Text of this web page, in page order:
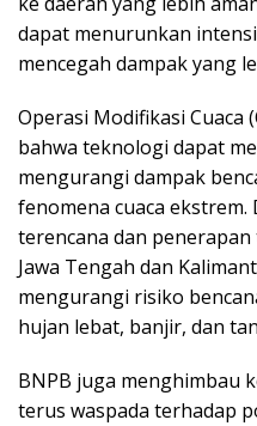
dapat menurunkan
mencegah dampak yang
Operasi Modifikasi Cuaca
bahwa teknologi dapat
mengurangi dampak
fenomena cuaca
terencana dan
Jawa Tengah dan
mengurangi risiko
hujan lebat, banjir, dan
BNPB juga menghimbau
terus waspada terhadap